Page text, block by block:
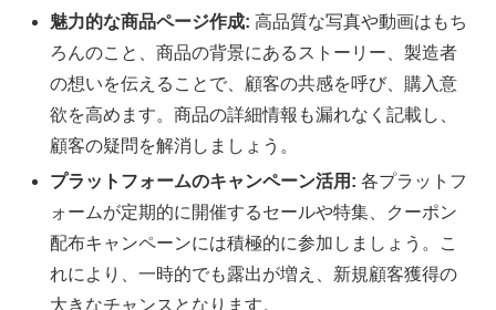
魅力的な商品ページ作成: 高品質な写真や動画はもち
ろんのこと、商品の背景にあるストーリー、製造者
の想いを伝えることで、顧客の共感を呼び、購入意
欲を高めます。商品の詳細情報も漏れなく記載し、
顧客の疑問を解消しましょう。
プラットフォームのキャンペーン活用: 各プラットフ
ォームが定期的に開催するセールや特集、クーポン
配布キャンペーンには積極的に参加しましょう。こ
れにより、一時的でも露出が増え、新規顧客獲得の
大きなチャンスとなります。